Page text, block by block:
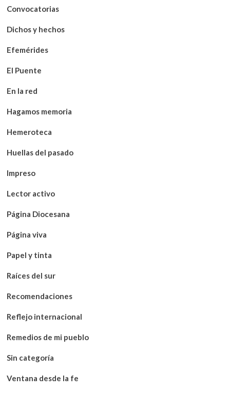
Convocatorias
Dichos y hechos
Efemérides
El Puente
En la red
Hagamos memoria
Hemeroteca
Huellas del pasado
Impreso
Lector activo
Página Diocesana
Página viva
Papel y tinta
Raíces del sur
Recomendaciones
Reflejo internacional
Remedios de mi pueblo
Sin categoría
Ventana desde la fe